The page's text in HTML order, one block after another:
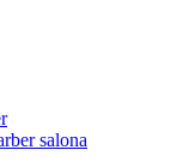
salona